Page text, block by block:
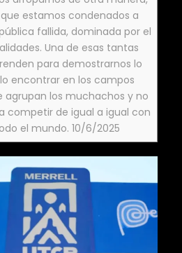
estamos condenados a
fallida, dominada por el
Una de esas tantas
para demostrarnos lo
encontrar en los campos
agrupan los muchachos y no
competir de igual a igual con
el mundo. 10/6/2025